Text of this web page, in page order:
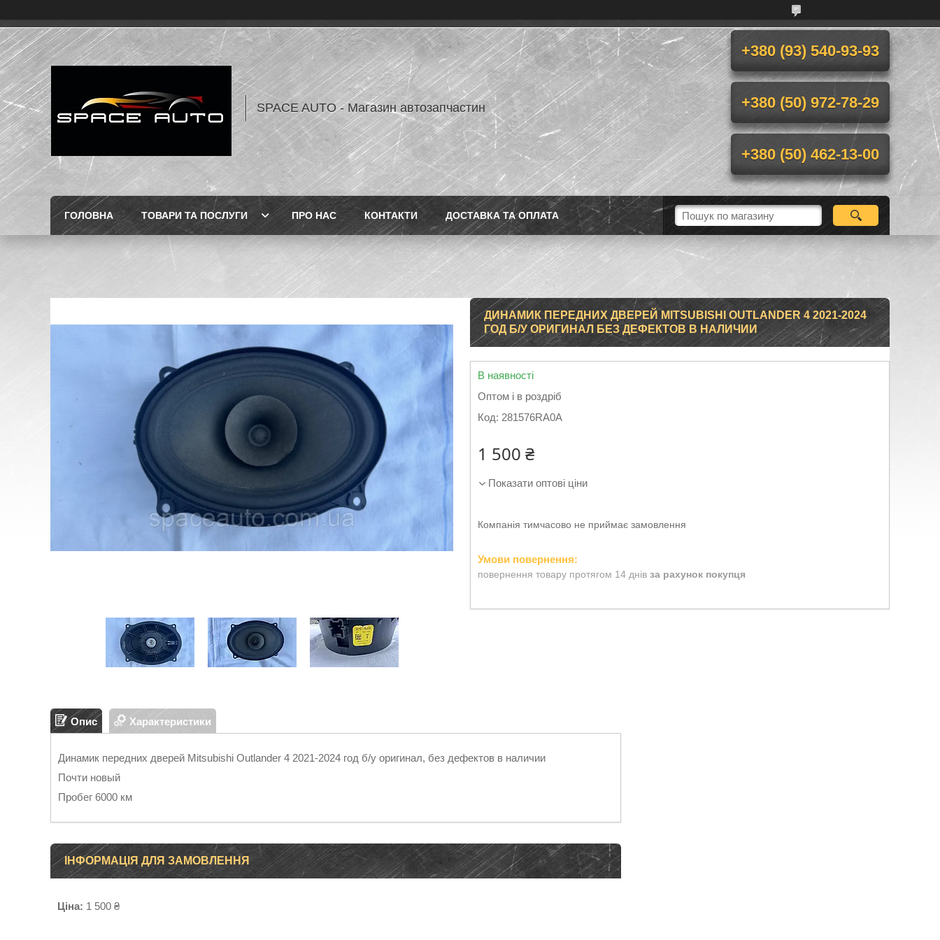
SPACE AUTO - Магазин автозапчастин
+380 (93) 540-93-93
+380 (50) 972-78-29
+380 (50) 462-13-00
ГОЛОВНА ТОВАРИ ТА ПОСЛУГИ ПРО НАС КОНТАКТИ ДОСТАВКА ТА ОПЛАТА
ДИНАМИК ПЕРЕДНИХ ДВЕРЕЙ MITSUBISHI OUTLANDER 4 2021-2024
ГОД Б/У ОРИГИНАЛ БЕЗ ДЕФЕКТОВ В НАЛИЧИИ
В наявності
Оптом і в роздріб
Код: 281576RA0A
1 500 ₴
Показати оптові ціни
Компанія тимчасово не приймає замовлення
повернення товару протягом 14 днів за рахунок покупця
Опис Характеристики
Динамик передних дверей Mitsubishi Outlander 4 2021-2024 год б/у оригинал, без дефектов в наличии
Почти новый
Пробег 6000 км
ІНФОРМАЦІЯ ДЛЯ ЗАМОВЛЕННЯ
Ціна: 1 500 ₴